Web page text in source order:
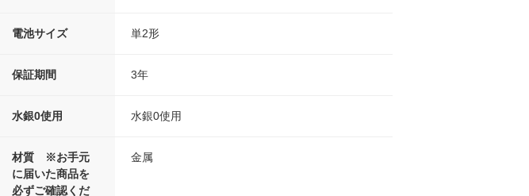
電池サイズ 単2形
保証期間 3年
水銀0使用 水銀0使用
材質 ※お手元
に届いた商品を
必ずご確認くだ
金属